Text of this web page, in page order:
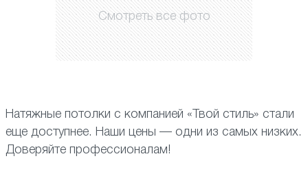
Смотреть все фото
Натяжные потолки с компанией «Твой стиль» стали
еще доступнее. Наши цены — одни из самых низких.
Доверяйте профессионалам!